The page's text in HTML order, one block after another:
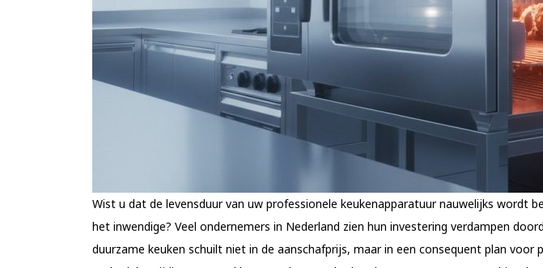
Wist u dat de levensduur van uw professionele keukenapparatuur nauwelijks wordt
het inwendige? Veel ondernemers in Nederland zien hun investering verdampen
duurzame keuken schuilt niet in de aanschafprijs, maar in een consequent plan